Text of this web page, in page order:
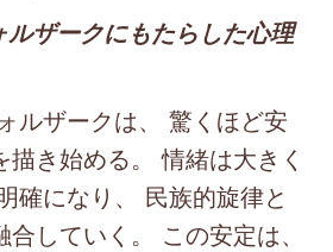
ザークにもたらした心理
ルザークは、 驚くほど安
き始める。 情緒は大きく
確になり、 民族的旋律と
していく。 この安定は、